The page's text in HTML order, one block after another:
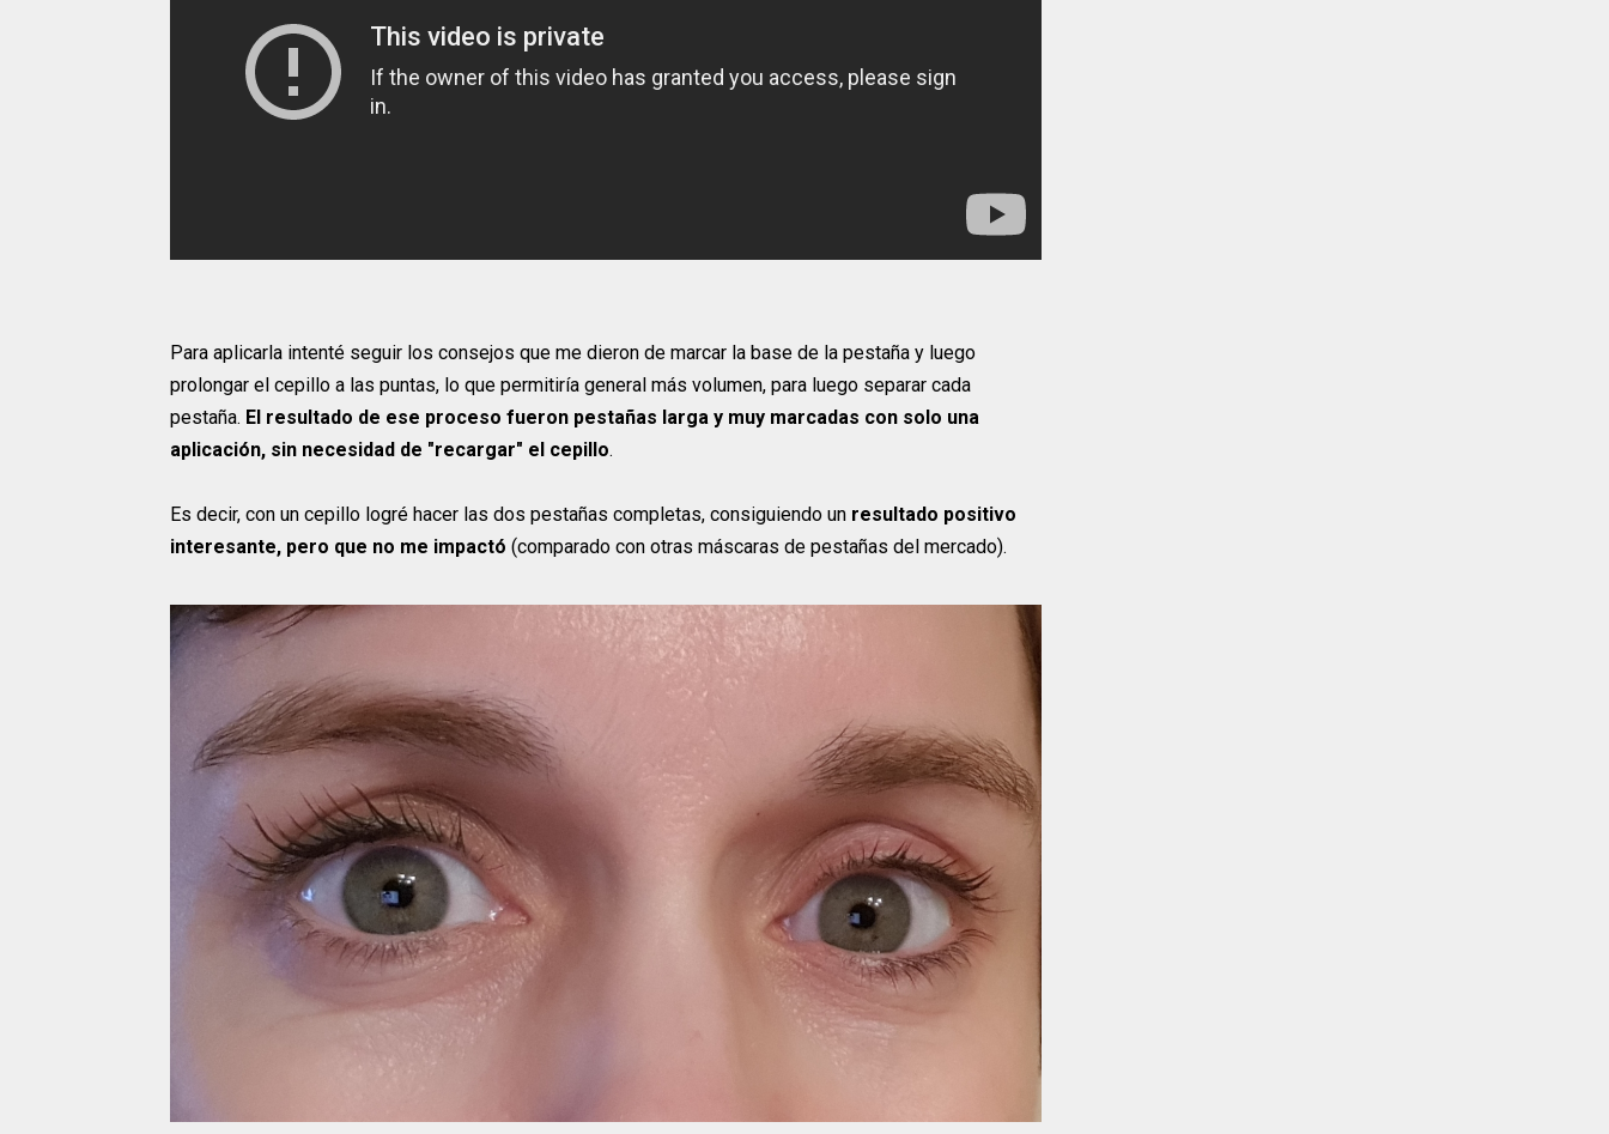
Para aplicarla intenté seguir los consejos que me dieron de marcar la base de la pestaña y luego
prolongar el cepillo a las puntas, lo que permitiría general más volumen, para luego separar cada
pestaña. El resultado de ese proceso fueron pestañas larga y muy marcadas con solo una
aplicación, sin necesidad de "recargar" el cepillo.
Es decir, con un cepillo logré hacer las dos pestañas completas, consiguiendo un resultado positivo
interesante, pero que no me impactó (comparado con otras máscaras de pestañas del mercado).